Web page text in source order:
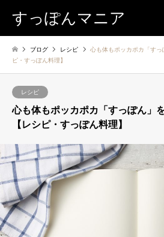
すっぽんマニア
ブログ レシピ
心も体もポッカポカ「す
ピ・すっぽん料理】
レシピ
心も体もポッカポカ「すっぽん」
【レシピ・すっぽん料理】